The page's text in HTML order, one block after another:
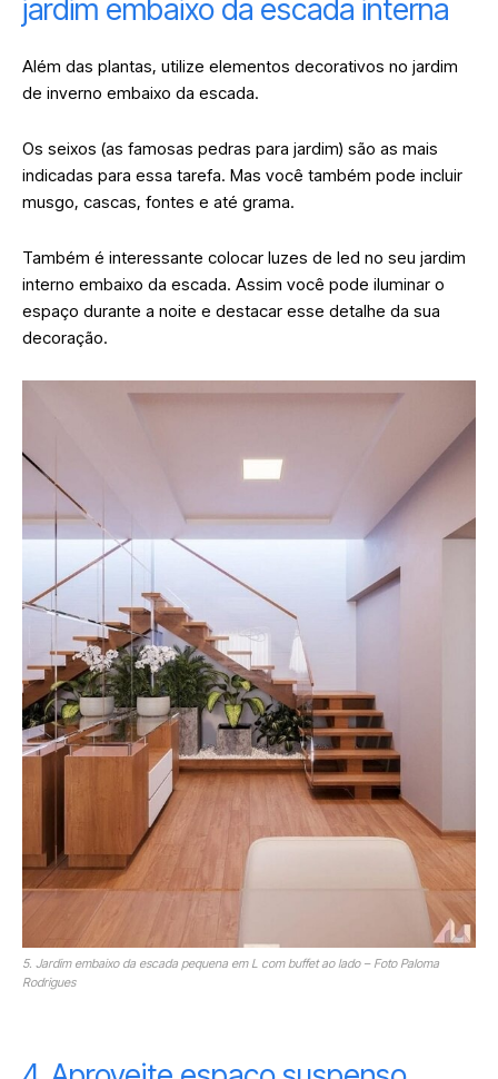
jardim embaixo da escada interna
Além das plantas, utilize elementos decorativos no jardim
de inverno embaixo da escada.
Os seixos (as famosas pedras para jardim) são as mais
indicadas para essa tarefa. Mas você também pode incluir
musgo, cascas, fontes e até grama.
Também é interessante colocar luzes de led no seu jardim
interno embaixo da escada. Assim você pode iluminar o
espaço durante a noite e destacar esse detalhe da sua
decoração.
5. Jardim embaixo da escada pequena em L com buffet ao lado – Foto Paloma
Rodrigues